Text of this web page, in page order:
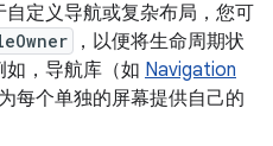
定义导航或复杂布局，您可
，以便将生命周期状
，导航库（如 Navigation
每个单独的屏幕提供自己的